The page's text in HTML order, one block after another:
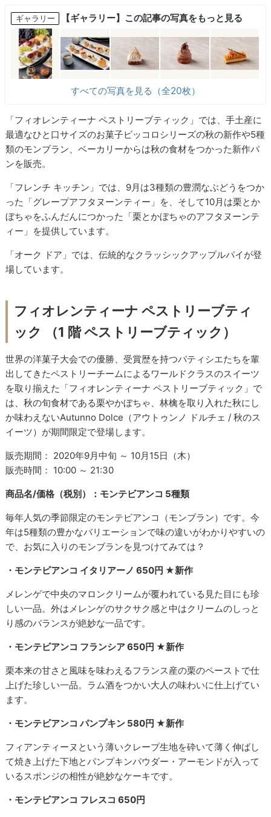
ギャラリー 【ギャラリー】この記事の写真をもっと見る
すべての写真を見る（全20枚）
「フィオレンティーナ ペストリーブティック」では、手土産に
最適なひと口サイズのお菓子ピッコロシリーズの秋の新作や5種
類のモンブラン、ベーカリーからは秋の食材をつかった新作パ
ンを販売。
「フレンチ キッチン」では、9月は3種類の豊潤なぶどうをつか
った「グレープアフタヌーンティー」を、そして10月は栗とか
ぼちゃをふんだんにつかった「栗とかぼちゃのアフタヌーンテ
ィー」を提供しています。
「オーク ドア」では、伝統的なクラッシックアップルパイが登
場しています。
フィオレンティーナ ペストリーブティ
ック （1 階 ペストリーブティック）
世界の洋菓子大会での優勝、受賞歴を持つパティシエたちを輩
出してきたペストリーチームによるワールドクラスのスイーツ
を取り揃えた「フィオレンティーナ ペストリーブティック」で
は、秋の旬食材である栗やかぼちゃ、林檎を取り入れた秋にし
か味わえないAutunno Dolce（アウトゥンノ ドルチェ / 秋のス
イーツ）が期間限定で登場します。
販売期間： 2020年9月中旬 ～ 10月15日（木）
販売時間： 10:00 ～ 21:30
商品名/価格（税別）：モンテビアンコ 5種類
毎年人気の季節限定のモンテビアンコ（モンブラン）です。今
年は5種類の豊かなバリエーションで味の違いがわかりやすいの
で、お気に入りのモンブランを見つけてみては？
・モンテビアンコ イタリアーノ 650円 ★新作
メレンゲで中央のマロンクリームが覆われている見た目にも珍
しい一品。外はメレンゲのサクサク感と中はクリームのしっと
り感のバランスが絶妙な一品です。
・モンテビアンコ フランシア 650円 ★新作
栗本来の甘さと風味を味わえるフランス産の栗のペーストで仕
上げた珍しい一品。ラム酒をつかい大人の味わいに仕上げてい
ます。
・モンテビアンコ パンプキン 580円 ★新作
フィアンティーヌという薄いクレープ生地を砕いて薄く伸ばし
て焼き上げた下地とパンプキンパウダー・アーモンドが入って
いるスポンジの相性が絶妙なケーキです。
・モンテビアンコ フレスコ 650円